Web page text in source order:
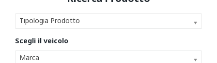
Tipologia Prodotto
Marca